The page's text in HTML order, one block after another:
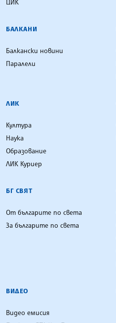
ЦИК
БАЛКАНИ
Балкански новини
Паралели
ЛИК
Култура
Наука
Образование
ЛИК Куриер
БГ СВЯТ
От българите по света
За българите по света
ВИДЕО
Видео емисия